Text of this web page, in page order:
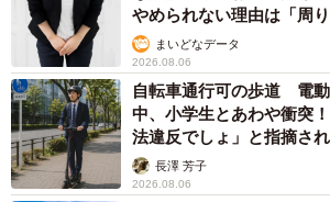
方々からの投稿が相次いでいます。
◇
これからの医療者の成長をサポートす
じてふんわり活動をしているという小渡
す若者と、その方に診てもらう患者さ
やめられない理由は「周り
まいどなデータ
2026.08.06
自転車通行可の歩道 電
中、小学生とあわや衝突
法違反でしょ」と指摘さ
説】長澤 芳子
2026.08.06